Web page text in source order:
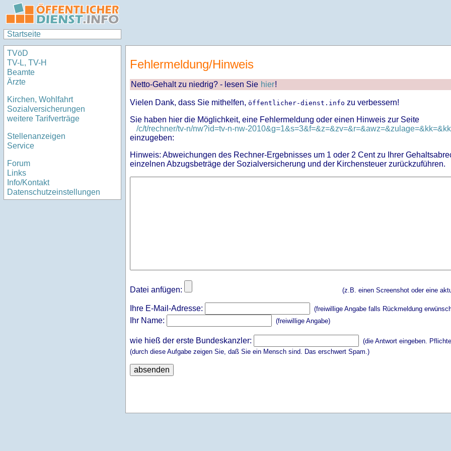
Startseite
TVöD
TV-L, TV-H
Beamte
Ärzte
Kirchen, Wohlfahrt
Sozialversicherungen
weitere Tarifverträge
Stellenanzeigen
Service
Forum
Links
Info/Kontakt
Datenschutzeinstellungen
Fehlermeldung/Hinweis
Netto-Gehalt zu niedrig? - lesen Sie hier!
Vielen Dank, dass Sie mithelfen, öffentlicher-dienst.info zu verbessern!
Sie haben hier die Möglichkeit, eine Fehlermeldung oder einen Hinweis zur Seite
/c/t/rechner/tv-n/nw?id=tv-n-nw-
einzugeben:
Hinweis: Abweichungen des Rechner-Ergebnisses um 1 oder 2 Cent zu Ihrer
einzelnen Abzugsbeträge der Sozialversicherung und der Kirchensteuer zurückzuführen.
Datei anfügen: (z.B. einen Screenshot oder eine
Ihre E-Mail-Adresse: (freiwillige Angabe falls Rückmeldung
Ihr Name: (freiwillige Angabe)
wie hieß der erste Bundeskanzler:
(die Antwort eingeben.
(durch diese Aufgabe zeigen Sie, daß Sie ein Mensch sind. Das erschwert Spam.)